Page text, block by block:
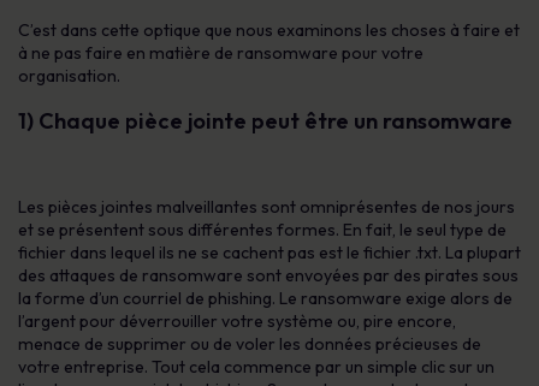
C’est dans cette optique que nous examinons les choses à faire et
à ne pas faire en matière de ransomware pour votre
organisation.
1) Chaque pièce jointe peut être un ransomware
Les pièces jointes malveillantes sont omniprésentes de nos jours
et se présentent sous différentes formes. En fait, le seul type de
fichier dans lequel ils ne se cachent pas est le fichier .txt. La plupart
des attaques de ransomware sont envoyées par des pirates sous
la forme d’un courriel de phishing. Le ransomware exige alors de
l’argent pour déverrouiller votre système ou, pire encore,
menace de supprimer ou de voler les données précieuses de
votre entreprise. Tout cela commence par un simple clic sur un